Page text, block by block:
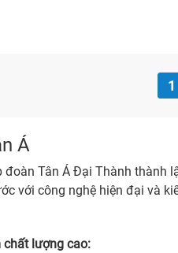
1
Á
đoàn Tân Á Đại Thành
với công nghệ hiện đại và
chất lượng cao: